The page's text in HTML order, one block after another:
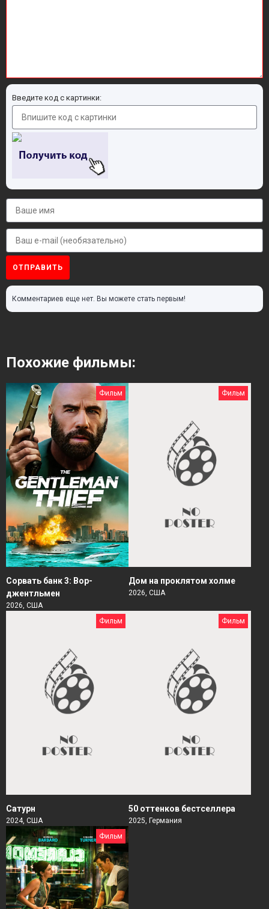
Введите код с картинки:
ОТПРАВИТЬ
Комментариев еще нет. Вы можете стать первым!
Похожие фильмы:
Фильм
Сорвать банк 3: Вор-
джентльмен
2026, США
Фильм
Дом на проклятом холме
2026, США
Фильм
Сатурн
2024, США
Фильм
50 оттенков бестселлера
2025, Германия
Фильм